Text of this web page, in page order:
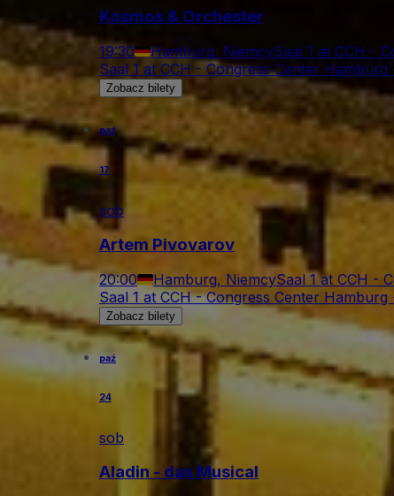
Kosmos & Orchester
19:30 Hamburg, NiemcySaal 1 at CCH -
Saal 1 at CCH - Congress Center Hamburg
Zobacz bilety
paź
17
sob
Artem Pivovarov
20:00 Hamburg, NiemcySaal 1 at CCH -
Saal 1 at CCH - Congress Center Hamburg
Zobacz bilety
paź
24
sob
Aladin - das Musical